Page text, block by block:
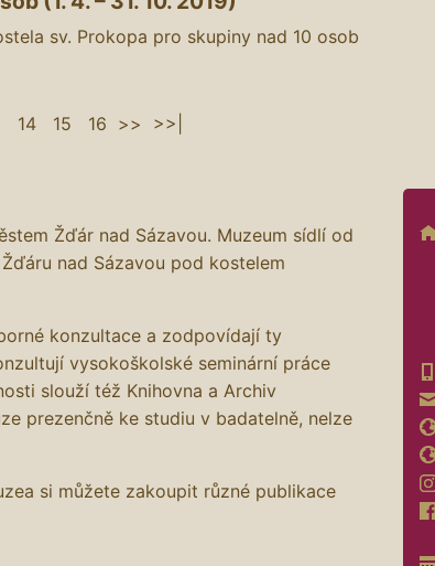
sv. Prokopa pro skupiny nad 10 osob
14 15 16 >> >>|
Žďár nad Sázavou. Muzeum sídlí od
nad Sázavou pod kostelem
konzultace a zodpovídají ty
vysokoškolské seminární práce
slouží též Knihovna a Archiv
prezenčně ke studiu v badatelně, nelze
si můžete zakoupit různé publikace